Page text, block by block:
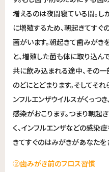
増えるのは夜間寝ている間。
に増殖するため、朝起きてすぐ
菌がいます。朝起きて歯みがき
と、増殖した菌も体に取り込ん
共に飲み込まれる途中、その
のどにとどまります。そしてそ
ンフルエンザウイルスがくっつ
感染がおこります。つまり朝起
く、インフルエンザなどの感染症
きてすぐのはみがきがあなたを
②歯みがき前のフロス習慣